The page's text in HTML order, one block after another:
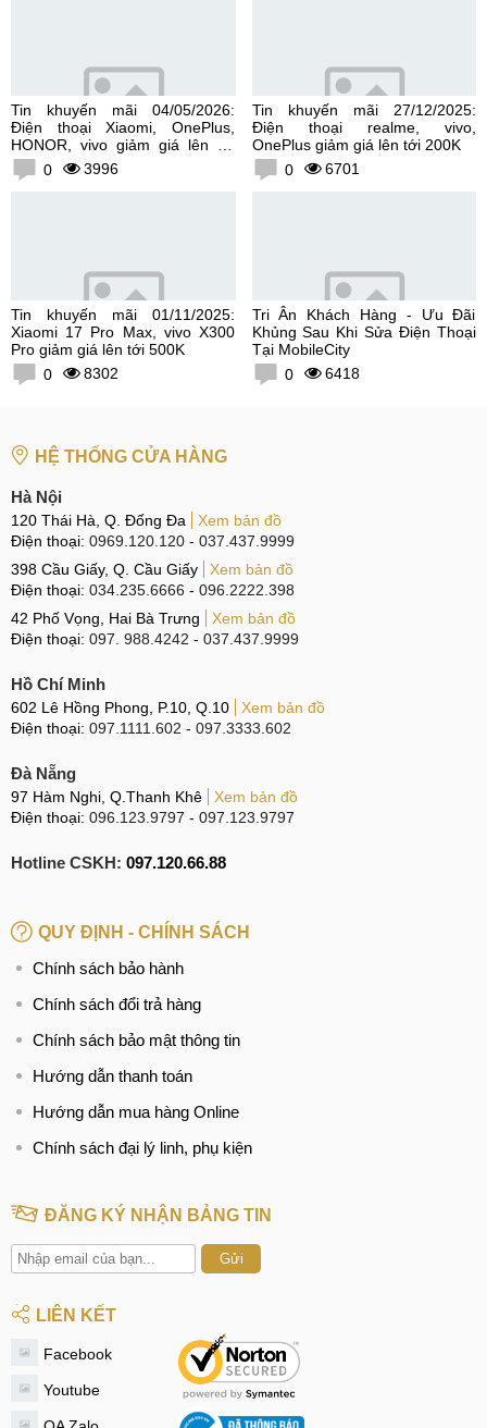
Tin khuyến mãi 04/05/2026:
Điện thoại Xiaomi, OnePlus,
HONOR, vivo giảm giá lên tới
300K0 3996
Tin khuyến mãi 27/12/2025:
Điện thoại realme, vivo,
OnePlus giảm giá lên tới 200K
0
6701
Tin khuyến mãi 01/11/2025:
Xiaomi 17 Pro Max, vivo X300
Pro giảm giá lên tới 500K
0
8302
Tri Ân Khách Hàng - Ưu Đãi
Khủng Sau Khi Sửa Điện Thoại
Tại MobileCity
0
6418
HỆ THỐNG CỬA HÀNG
Hà Nội
120 Thái Hà, Q. Đống Đa
Xem bản đồ
Điện thoại: 0969.120.120 - 037.437.9999
398 Cầu Giấy, Q. Cầu Giấy
Xem bản đồ
Điện thoại: 034.235.6666 - 096.2222.398
42 Phố Vọng, Hai Bà Trưng
Xem bản đồ
Điện thoại: 097. 988.4242 - 037.437.9999
Hồ Chí Minh
602 Lê Hồng Phong, P.10, Q.10
Xem bản đồ
Điện thoại: 097.1111.602 - 097.3333.602
Đà Nẵng
97 Hàm Nghi, Q.Thanh Khê
Xem bản đồ
Điện thoại: 096.123.9797 - 097.123.9797
Hotline CSKH: 097.120.66.88
QUY ĐỊNH - CHÍNH SÁCH
Chính sách bảo hành
Chính sách đổi trả hàng
Chính sách bảo mật thông tin
Hướng dẫn thanh toán
Hướng dẫn mua hàng Online
Chính sách đại lý linh, phụ kiện
ĐĂNG KÝ NHẬN BẢNG TIN
Gửi
LIÊN KẾT
Facebook
Youtube